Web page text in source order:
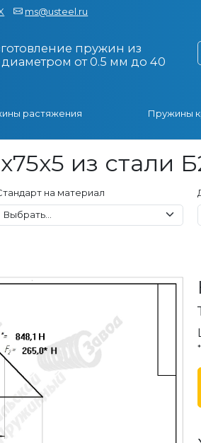
ms@usteel.ru
пружин из
от 0.5 мм до 40
растяжения Пружины
из стали
на материал